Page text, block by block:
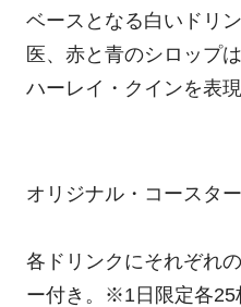
ベースとなる白いドリ
医、赤と青のシロップ
ハーレイ・クインを表
オリジナル・コースタ
各ドリンクにそれぞれ
ー付き。※1日限定各25